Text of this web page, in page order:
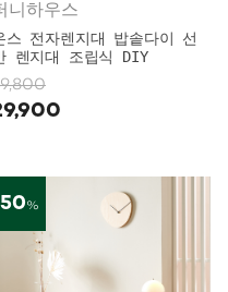
니하우스
스 전자렌지대 밥솥다이 선
렌지대 조립식 DIY
50%